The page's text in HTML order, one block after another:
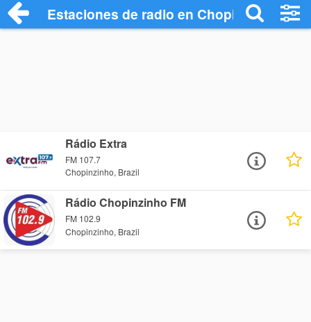
Estaciones de radio en Chopinzinho -
Rádio Extra
FM 107.7
Chopinzinho, Brazil
Rádio Chopinzinho FM
FM 102.9
Chopinzinho, Brazil